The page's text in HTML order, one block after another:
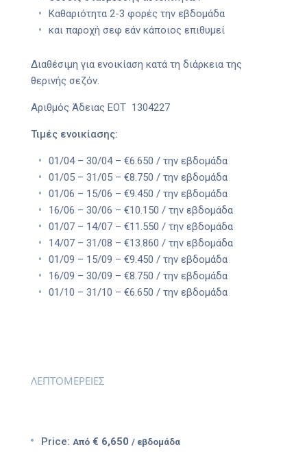
Καθαριότητα 2-3 φορές την εβδομάδα
και παροχή σεφ εάν κάποιος επιθυμεί
Διαθέσιμη για ενοικίαση κατά τη διάρκεια της
θερινής σεζόν.
Αριθμός Άδειας ΕΟΤ 1304227
Τιμές ενοικίασης:
01/04 – 30/04 – €6.650 / την εβδομάδα
01/05 – 31/05 – €8.750 / την εβδομάδα
01/06 – 15/06 – €9.450 / την εβδομάδα
16/06 – 30/06 – €10.150 / την εβδομάδα
01/07 – 14/07 – €11.550 / την εβδομάδα
14/07 – 31/08 – €13.860 / την εβδομάδα
01/09 – 15/09 – €9.450 / την εβδομάδα
16/09 – 30/09 – €8.750 / την εβδομάδα
01/10 – 31/10 – €6.650 / την εβδομάδα
ΛΕΠΤΟΜΕΡΕΙΕΣ
Price: Από € 6,650/ εβδομάδα